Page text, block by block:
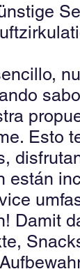
Esto
Damit